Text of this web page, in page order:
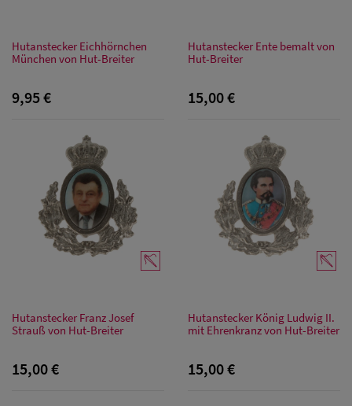
Hutanstecker Eichhörnchen
München von Hut-Breiter
9,95 €
Hutanstecker Ente bemalt von
Hut-Breiter
15,00 €
Hutanstecker Franz Josef
Strauß von Hut-Breiter
15,00 €
Hutanstecker König Ludwig II.
mit Ehrenkranz von Hut-Breiter
15,00 €